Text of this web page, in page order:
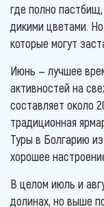
где полно
дикими цветами.
которые могут
Июнь — лучшее
активностей на
составляет около
традиционная
Туры в Болгарию
хорошее
В целом июль и
долинах, но выше